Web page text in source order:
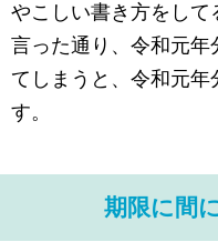
やこしい書き方をして
言った通り、令和元年
てしまうと、令和元年
す。
期限に間